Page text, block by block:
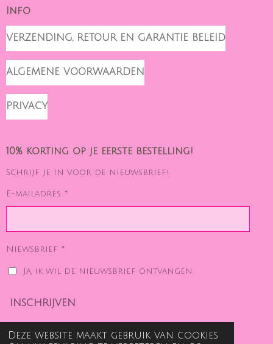
Deze website maakt gebruik van cookies
Info
VERZENDING, RETOUR EN GARANTIE BELEID
ALGEMENE VOORWAARDEN
PRIVACY
10% korting op je eerste bestelling!
Schrijf je in voor de nieuwsbrief!
E-mailadres *
Niewsbrief *
Ja, ik wil de nieuwsbrief ontvangen.
INSCHRIJVEN
UITSCHRIJVEN NIEUWSBRIEF